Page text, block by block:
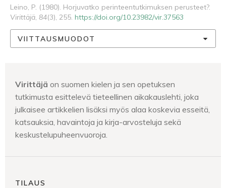
Leino, P. (1980). Horjuvatko perinteentutkimuksen perusteet?.
Virittäjä, 84(3), 255. https://doi.org/10.23982/vir.37563
VIITTAUSMUODOT
Virittäjä on suomen kielen ja sen opetuksen
tutkimusta esittelevä tieteellinen aikakauslehti, joka
julkaisee artikkelien lisäksi myös alaa koskevia esseitä,
katsauksia, havaintoja ja kirja-arvosteluja sekä
keskustelupuheenvuoroja.
TILAUS